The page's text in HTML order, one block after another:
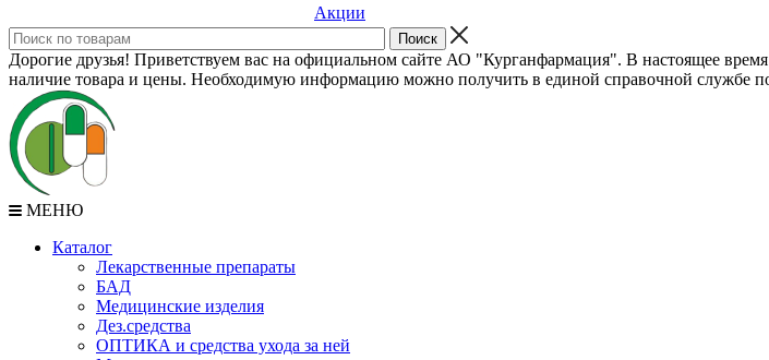
Акции
Дорогие друзья! Приветствуем вас на официальном сайте АО "Курганфармация". В настоящее
наличие товара и цены. Необходимую информацию можно получить в единой справочной службе
МЕНЮ
Каталог
Лекарственные препараты
БАД
Медицинские изделия
Дез.средства
ОПТИКА и средства ухода за ней